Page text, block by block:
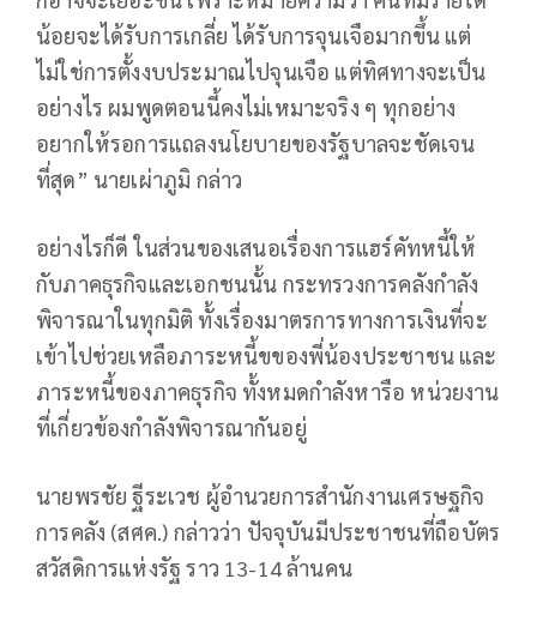
น้อยจะได้รับการเกลี่ย ได้รับการจุนเจือมากขึ้น แต่
ไม่ใช่การตั้งงบประมาณไปจุนเจือ แต่ทิศทางจะเป็น
อย่างไร ผมพูดตอนนี้คงไม่เหมาะจริง ๆ ทุกอย่าง
อยากให้รอการแถลงนโยบายของรัฐบาลจะชัดเจน
ที่สุด” นายเผ่าภูมิ กล่าว
อย่างไรก็ดี ในส่วนของเสนอเรื่องการแฮร์คัทหนี้ให้
กับภาคธุรกิจและเอกชนนั้น กระทรวงการคลังกำลัง
พิจารณาในทุกมิติ ทั้งเรื่องมาตรการทางการเงินที่จะ
เข้าไปช่วยเหลือภาระหนี้ขของพี่น้องประชาชน และ
ภาระหนี้ของภาคธุรกิจ ทั้งหมดกำลังหารือ หน่วยงาน
ที่เกี่ยวข้องกำลังพิจารณากันอยู่
นายพรชัย ฐีระเวช ผู้อำนวยการสำนักงานเศรษฐกิจ
การคลัง (สศค.) กล่าวว่า ปัจจุบันมีประชาชนที่ถือบัตร
สวัสดิการแห่งรัฐ ราว 13-14 ล้านคน